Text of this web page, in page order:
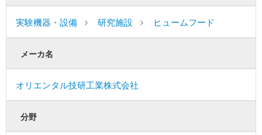
実験機器・設備 研究施設 ヒュームフード
メーカ名
オリエンタル技研工業株式会社
分野